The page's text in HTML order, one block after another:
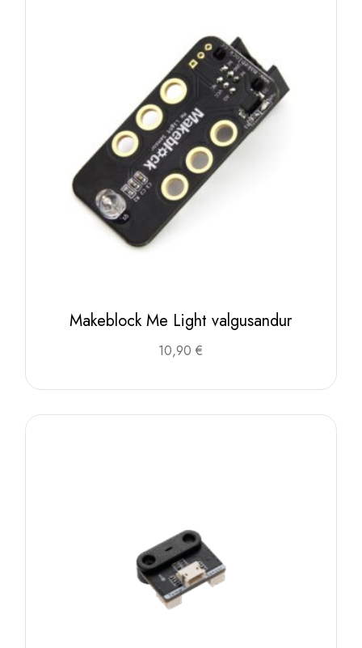
Makeblock Me Light valgusandur
10,90€